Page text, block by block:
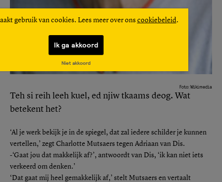
gebruik van cookies. Lees meer over ons cookiebeleid .
Ik ga akkoord
Niet akkoord
Foto: Wikimedia
Teh si reih leeh kuel, ed njiw tkaams deog. Wat
betekent het?
‘Al je werk bekijk je in de spiegel, dat zal iedere schilder je kunnen
vertellen,’ zegt Charlotte Mutsaers tegen Adriaan van Dis.
-‘Gaat jou dat makkelijk af?’, antwoordt van Dis, ‘ik kan niet iets
verkeerd om denken.’
‘Dat gaat mij heel gemakkelijk af,’ stelt Mutsaers en vertaalt